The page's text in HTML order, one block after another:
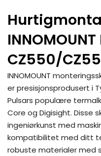
INNOMOUNT
CZ550/
INNOMOUNT
er presisjonsprodusert i
Pulsars populære
Core og Digisight. Disse
ingeniørkunst med
kompatibilitet med ditt
robuste materialer med